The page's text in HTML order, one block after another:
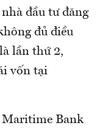
đầu tư đăng
đủ điều
lần thứ 2,
vốn tại
Maritime Bank